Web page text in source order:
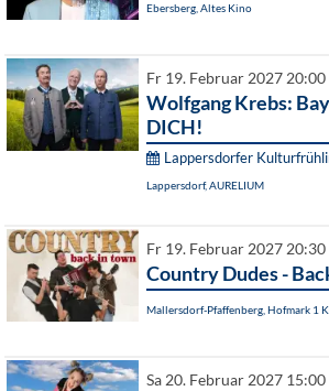
Ebersberg, Altes Kino
Fr 19. Februar 2027
Wolfgang Krebs:
DICH!
Lappersdorfer
Lappersdorf, AURELIUM
Fr 19. Februar 2027
Country Dudes -
Mallersdorf-Pfaffenberg, Hofmark 1
Sa 20. Februar 2027